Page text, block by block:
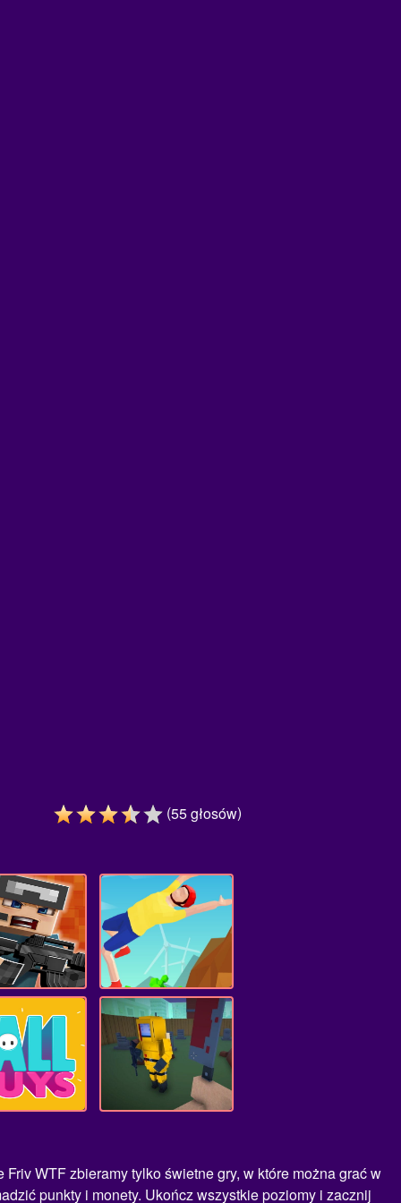
(55głosów)
WTF zbieramy tylko świetne gry, w które można grać w
punkty i monety. Ukończ wszystkie poziomy i zacznij